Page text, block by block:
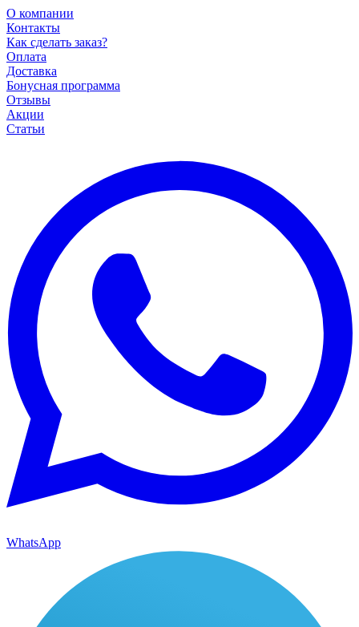
О компании
Контакты
Как сделать заказ?
Оплата
Доставка
Бонусная программа
Отзывы
Акции
Статьи
WhatsApp